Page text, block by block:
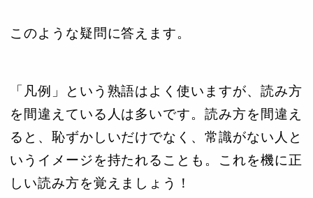
このような疑問に答えます。
「凡例」という熟語はよく使いますが、読み方
を間違えている人は多いです。読み方を間違え
ると、恥ずかしいだけでなく、常識がない人と
いうイメージを持たれることも。これを機に正
しい読み方を覚えましょう！